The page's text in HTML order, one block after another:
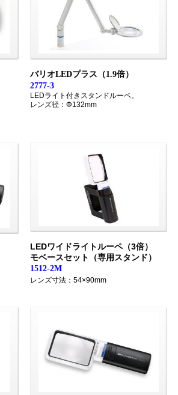
バリオLEDプラス（1.9倍）
2777-3
LEDライト付きスタンドルーペ。
レンズ径：Φ132mm
LEDワイドライトルーペ（3倍）
モベースセット（専用スタンド）
1512-2M
レンズ寸法：54×90mm